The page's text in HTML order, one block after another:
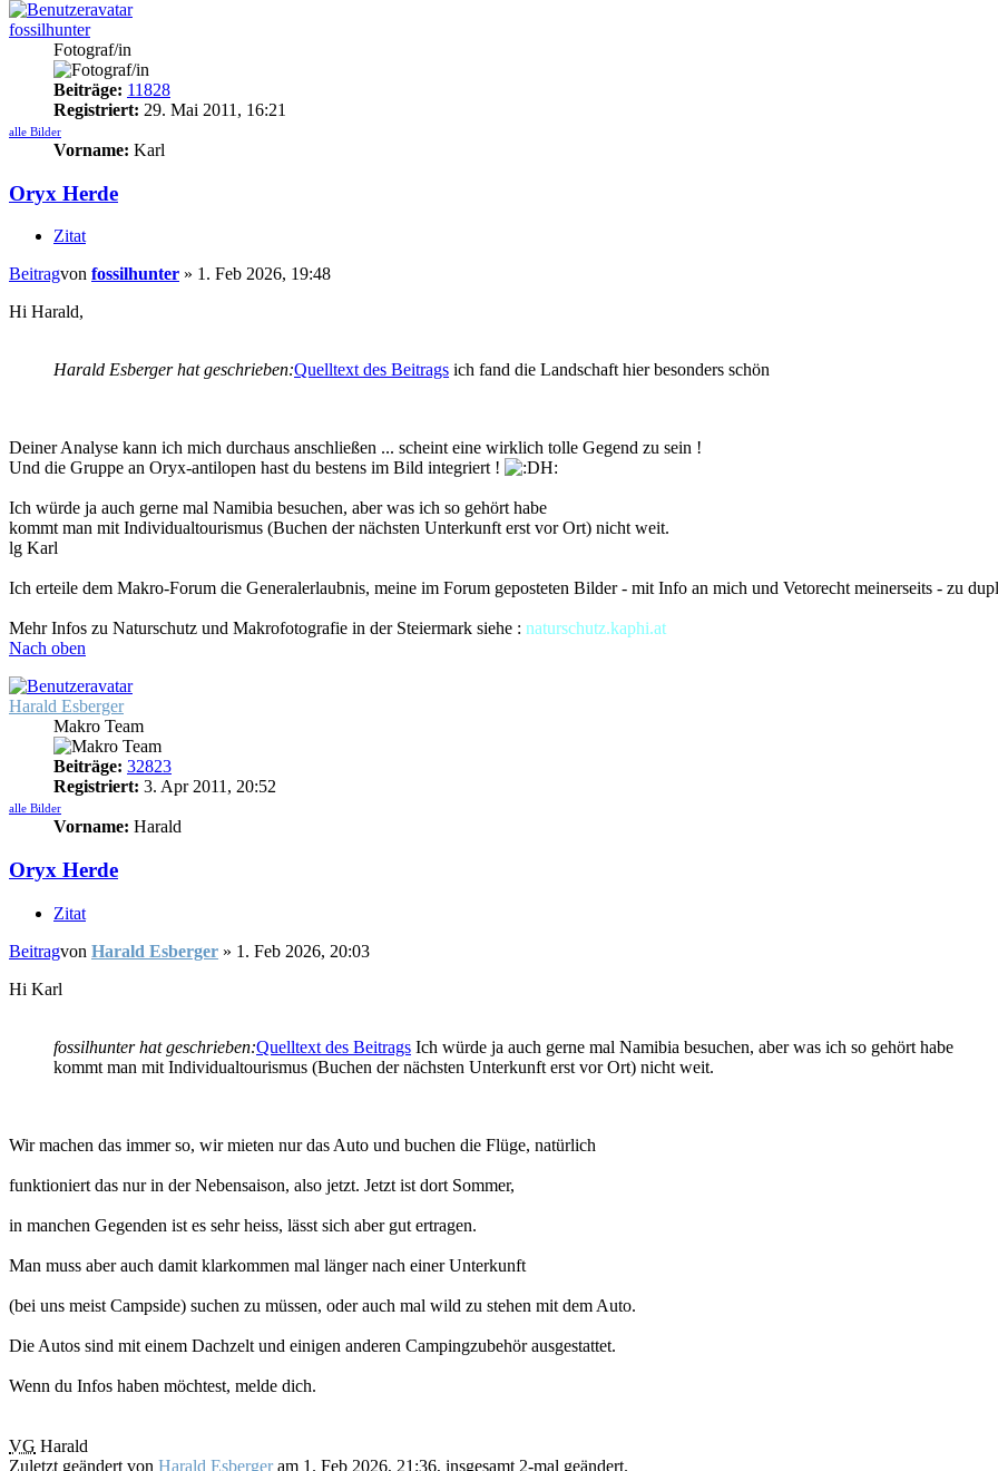
fossilhunter
Fotograf/in
Beiträge: 11828
Registriert: 29. Mai 2011, 16:21
alle Bilder
Vorname: Karl
Oryx Herde
Zitat
Beitragvon fossilhunter » 1. Feb 2026, 19:48
Hi Harald,
Harald Esberger hat geschrieben:Quelltext des Beitrags ich fand die Landschaft hier besonders schön
Deiner Analyse kann ich mich durchaus anschließen ... scheint eine wirklich tolle Gegend zu sein !
Und die Gruppe an Oryx-antilopen hast du bestens im Bild integriert !
Ich würde ja auch gerne mal Namibia besuchen, aber was ich so gehört habe
kommt man mit Individualtourismus (Buchen der nächsten Unterkunft erst vor Ort) nicht weit.
lg Karl
Ich erteile dem Makro-Forum die Generalerlaubnis, meine im Forum geposteten Bilder - mit Info an mich und Vetorecht meinerseits - zu
Mehr Infos zu Naturschutz und Makrofotografie in der Steiermark siehe : naturschutz.kaphi.at
Nach oben
Harald Esberger
Makro Team
Beiträge: 32823
Registriert: 3. Apr 2011, 20:52
alle Bilder
Vorname: Harald
Oryx Herde
Zitat
Beitragvon Harald Esberger » 1. Feb 2026, 20:03
Hi Karl
fossilhunter hat geschrieben:Quelltext des Beitrags Ich würde ja auch gerne mal Namibia besuchen, aber was ich so gehört habe
kommt man mit Individualtourismus (Buchen der nächsten Unterkunft erst vor Ort) nicht weit.
Wir machen das immer so, wir mieten nur das Auto und buchen die Flüge, natürlich
funktioniert das nur in der Nebensaison, also jetzt. Jetzt ist dort Sommer,
in manchen Gegenden ist es sehr heiss, lässt sich aber gut ertragen.
Man muss aber auch damit klarkommen mal länger nach einer Unterkunft
(bei uns meist Campside) suchen zu müssen, oder auch mal wild zu stehen mit dem Auto.
Die Autos sind mit einem Dachzelt und einigen anderen Campingzubehör ausgestattet.
Wenn du Infos haben möchtest, melde dich.
VG Harald
Zuletzt geändert von Harald Esbergeram 1. Feb 2026, 21:36, insgesamt 2-mal geändert.